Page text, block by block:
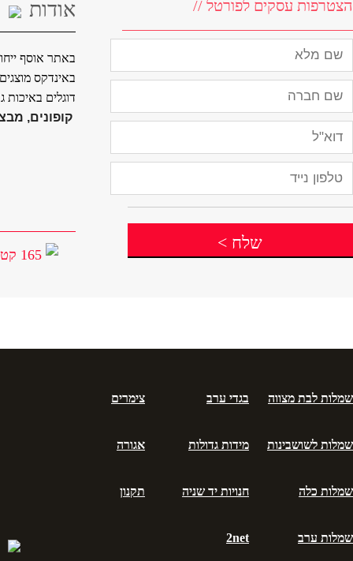
אודות
באתר אוסף
באינדקס
דוגלים באיכות
קופונים,
165 קטגוריות
הצטרפות עסקים לפורטל //
שלח >
שמלות לבת מצווה
שמלות לשושבינות
שמלות כלה
שמלות ערב
בגדי ערב
מידות גדולות
חנויות יד שניה
2net
צימרים
אגורה
תקנון